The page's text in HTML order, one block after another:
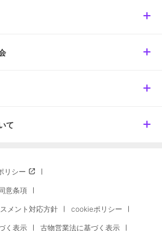
て
リシー
意条項
メント対応方針 cookieポリシー
く表示 古物営業法に基づく表示